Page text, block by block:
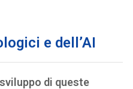
e dell’AI
di queste